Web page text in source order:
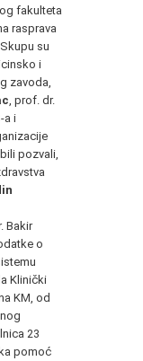
fakulteta
rasprava
su
i
zavoda,
, prof. dr.
a i
pozvali,
Bakir
o
Klinički
KM, od
23
pomoć